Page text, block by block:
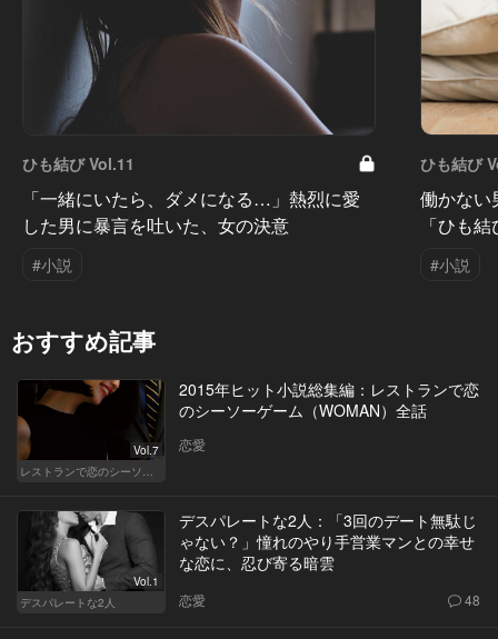
ひも結び Vol.11
「一緒にいたら、ダメになる…」熱烈に愛
した男に暴言を吐いた、女の決意
#小説
ひも結び
働かない
「ひも
#小説
おすすめ記事
Vol.7
レストランで恋のシーソーゲーム（WOMAN）
2015年ヒット小説総集編：レストランで恋
のシーソーゲーム（WOMAN）全話
恋愛
Vol.1
デスパレートな2人
デスパレートな2人：「3回のデート無駄じ
ゃない？」憧れのやり手営業マンとの幸せ
な恋に、忍び寄る暗雲
恋愛 48